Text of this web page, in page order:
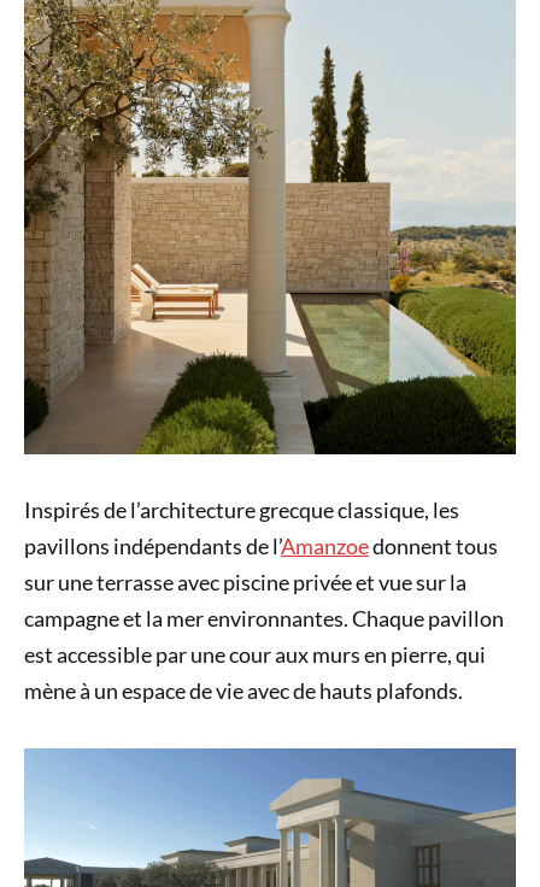
Inspirés de l’architecture grecque classique, les
pavillons indépendants de l’Amanzoedonnent tous
sur une terrasse avec piscine privée et vue sur la
campagne et la mer environnantes. Chaque pavillon
est accessible par une cour aux murs en pierre, qui
mène à un espace de vie avec de hauts plafonds.